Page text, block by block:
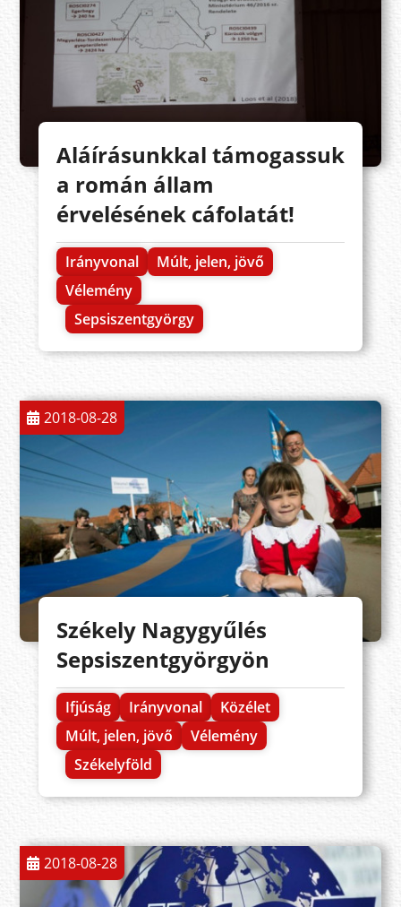
Aláírásunkkal támogassuk
a román állam
érvelésének cáfolatát!
Irányvonal
Múlt, jelen, jövő
Vélemény
Sepsiszentgyörgy
2018-08-28
Székely Nagygyűlés
Sepsiszentgyörgyön
Ifjúság Irányvonal
Közélet
Múlt, jelen, jövő
Vélemény
Székelyföld
2018-08-28